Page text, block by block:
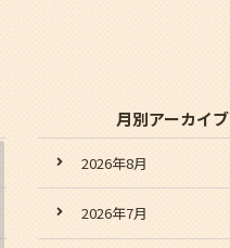
月別アーカイブ
2026年8月
2026年7月